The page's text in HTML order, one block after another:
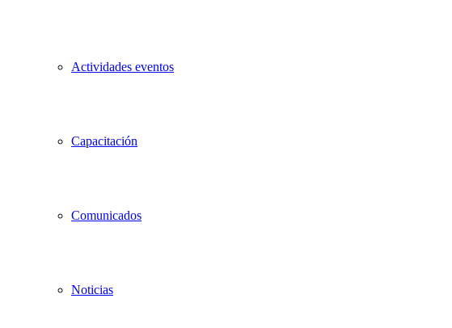
Actividades eventos
Capacitación
Comunicados
Noticias